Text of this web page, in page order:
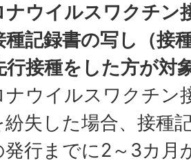
ナウイルスワクチン
種記録書の写し（接
行接種をした方が対
ナウイルスワクチン
紛失した場合、接種
発行までに2～3カ月